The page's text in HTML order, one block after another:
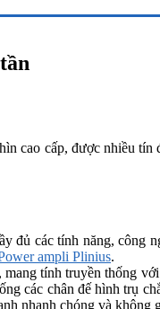
cao cấp, được nhiều
đủ các tính năng,
ampli Plinius.
tính truyền thống
các chân đế hình trụ
nhanh chóng và không